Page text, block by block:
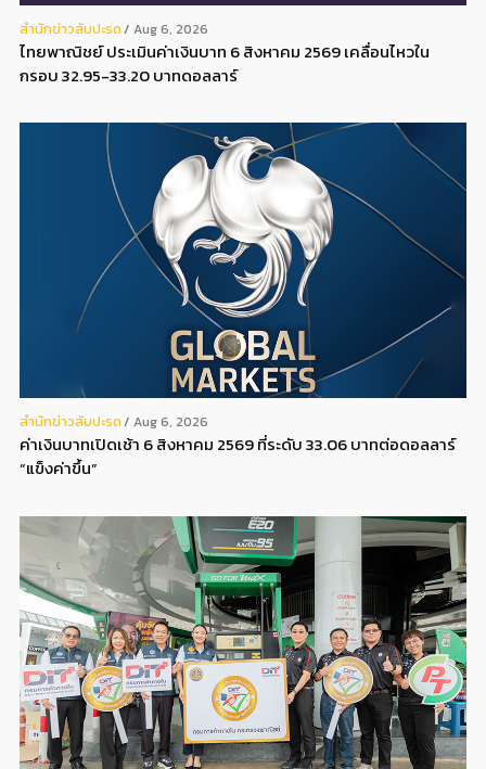
สํานักข่าวสับปะรด Aug 6, 2026
ไทยพาณิชย์ ประเมินค่าเงินบาท 6 สิงหาคม 2569 เคลื่อนไหวใน
กรอบ 32.95-33.20 บาทดอลลาร์
สํานักข่าวสับปะรด Aug 6, 2026
ค่าเงินบาทเปิดเช้า 6 สิงหาคม 2569 ที่ระดับ 33.06 บาทต่อดอลลาร์
“แข็งค่าขึ้น”